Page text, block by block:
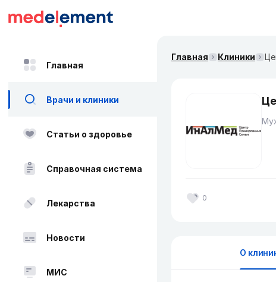
Главная
Врачи и клиники
Статьи о здоровье
Справочная система
Лекарства
Новости
МИС
Главная Клиники
0
О